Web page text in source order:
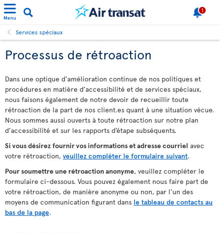
Menu
1
Services spéciaux
Processus de rétroaction
Dans une optique d’amélioration continue de nos politiques et
procédures en matière d’accessibilité et de services spéciaux,
nous faisons également de notre devoir de recueillir toute
rétroaction de la part de nos client.es quant à une situation vécue.
Nous sommes aussi ouverts à toute rétroaction sur notre plan
d’accessibilité et sur les rapports d’étape subséquents.
Si vous désirez fournir vos informations et adresse courriel avec
votre rétroaction, veuillez compléter le formulaire suivant.
Pour soumettre une rétroaction anonyme, veuillez compléter le
formulaire ci-dessous. Vous pouvez également nous faire part de
votre rétroaction, de manière anonyme ou non, par l'un des
moyens de communication figurant dans le tableau de contacts au
bas de la page.